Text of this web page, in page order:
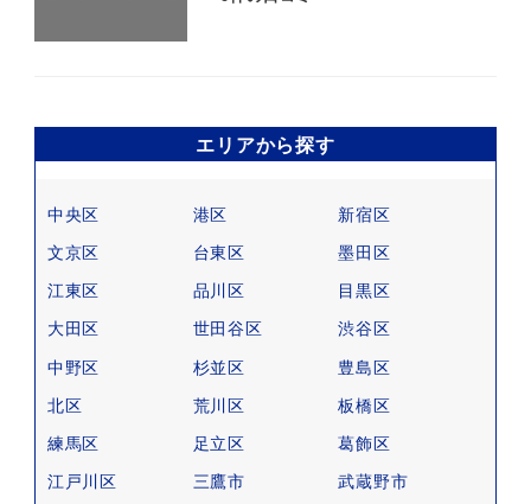
エリアから探す
中央区 港区
新宿区
文京区
台東区
墨田区
江東区
品川区
目黒区
大田区
世田谷区
渋谷区
中野区
杉並区
豊島区
北区
荒川区
板橋区
練馬区
足立区
葛飾区
江戸川区
三鷹市 武蔵野市